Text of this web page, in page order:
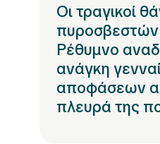
Οι τραγικοί
πυροσβεστών
Ρέθυμνο
ανάγκη
αποφάσεων
πλευρά της